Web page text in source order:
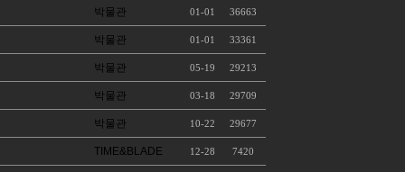
박물관 01-01 36663
박물관 01-01 33361
박물관 05-19 29213
박물관 03-18 29709
박물관 10-22 29677
TIME&BLADE 12-28 7420